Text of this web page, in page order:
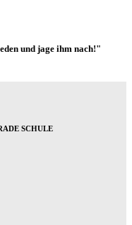
und jage ihm nach!"
SCHULE